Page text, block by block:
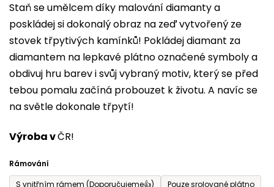
Staň se umělcem díky malování diamanty a
poskládej si dokonalý obraz na zeď vytvořený ze
stovek třpytivých kamínků! Pokládej diamant za
diamantem na lepkavé plátno označené symboly a
obdivuj hru barev i svůj vybraný motiv, který se před
tebou pomalu začíná probouzet k životu. A navíc se
na světle dokonale třpytí!
Výroba vČR!
Rámování
S vnitřním rámem (Doporučujeme👍)
Pouze srolované plátno
je
0,0
z
5
hvězdiček.